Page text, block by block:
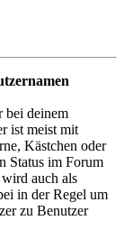
bei deinem
ist meist mit
Kästchen oder
Status im Forum
auch als
in der Regel um
zu Benutzer